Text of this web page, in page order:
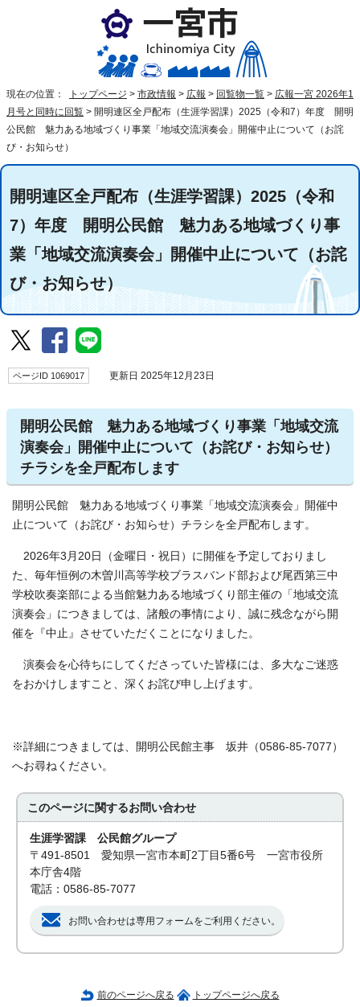
現在の位置： トップページ > 市政情報 > 広報 > 回覧物一覧 > 広報一宮 2026年1
月号と同時に回覧 > 開明連区全戸配布（生涯学習課）2025（令和7）年度 開明
公民館 魅力ある地域づくり事業「地域交流演奏会」開催中止について（お詫
び・お知らせ）
開明連区全戸配布（生涯学習課）2025（令和
7）年度 開明公民館 魅力ある地域づくり事
業「地域交流演奏会」開催中止について（お詫
び・お知らせ）
ページID 1069017 更新日 2025年12月23日
開明公民館 魅力ある地域づくり事業「地域交流
演奏会」開催中止について（お詫び・お知らせ）
チラシを全戸配布します
開明公民館 魅力ある地域づくり事業「地域交流演奏会」開催中
止について（お詫び・お知らせ）チラシを全戸配布します。
2026年3月20日（金曜日・祝日）に開催を予定しておりまし
た、毎年恒例の木曽川高等学校ブラスバンド部および尾西第三中
学校吹奏楽部による当館魅力ある地域づくり部主催の「地域交流
演奏会」につきましては、諸般の事情により、誠に残念ながら開
催を『中止』させていただくことになりました。
演奏会を心待ちにしてくださっていた皆様には、多大なご迷惑
をおかけしますこと、深くお詫び申し上げます。
※詳細につきましては、開明公民館主事 坂井（0586-85-7077）
へお尋ねください。
このページに関するお問い合わせ
生涯学習課 公民館グループ
〒491-8501 愛知県一宮市本町2丁目5番6号 一宮市役所
本庁舎4階
電話：0586-85-7077
お問い合わせは専用フォームをご利用ください。
前のページへ戻る トップページへ戻る